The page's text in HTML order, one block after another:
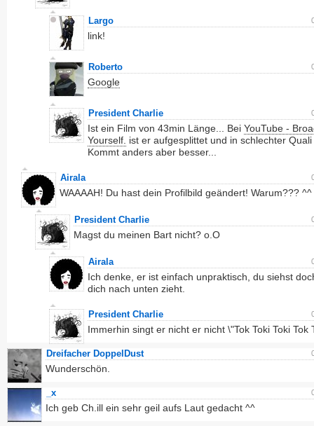
Largo
link!
Roberto
Google
President Charlie
Ist ein Film von 43min Länge... Bei YouTube -
Yourself. ist er aufgesplittet und in schlechter
Kommt anders aber besser...
Airala
WAAAAH! Du hast dein Profilbild geändert! Warum??? ^^
President Charlie
Magst du meinen Bart nicht? o.O
Airala
Ich denke, er ist einfach unpraktisch, du siehst
dich nach unten zieht.
President Charlie
Immerhin singt er nicht er nicht \"Tok Toki Toki Tok
Dreifacher DoppelDust
Wunderschön.
_x
Ich geb Ch.ill ein sehr geil aufs Laut gedacht ^^